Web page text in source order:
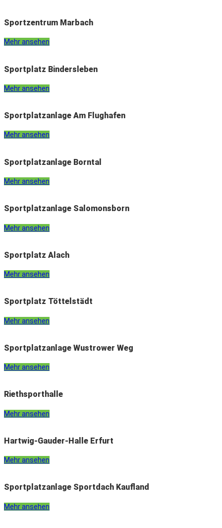
Sportzentrum Marbach
Mehr ansehen
Sportplatz Bindersleben
Mehr ansehen
Sportplatzanlage Am Flughafen
Mehr ansehen
Sportplatzanlage Borntal
Mehr ansehen
Sportplatzanlage Salomonsborn
Mehr ansehen
Sportplatz Alach
Mehr ansehen
Sportplatz Töttelstädt
Mehr ansehen
Sportplatzanlage Wustrower Weg
Mehr ansehen
Riethsporthalle
Mehr ansehen
Hartwig-Gauder-Halle Erfurt
Mehr ansehen
Sportplatzanlage Sportdach Kaufland
Mehr ansehen